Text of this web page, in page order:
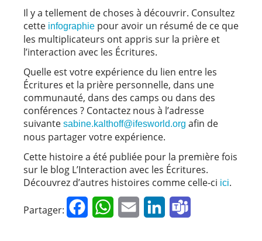
Il y a tellement de choses à découvrir. Consultez
cette infographie pour avoir un résumé de ce que
les multiplicateurs ont appris sur la prière et
l’interaction avec les Écritures.
Quelle est votre expérience du lien entre les
Écritures et la prière personnelle, dans une
communauté, dans des camps ou dans des
conférences ? Contactez nous à l’adresse
suivante sabine.kalthoff@ifesworld.org afin de
nous partager votre expérience.
Cette histoire a été publiée pour la première fois
sur le blog L’Interaction avec les Écritures.
Découvrez d’autres histoires comme celle-ci ici.
Partager: FacebookWhatsApp
Email LinkedIn